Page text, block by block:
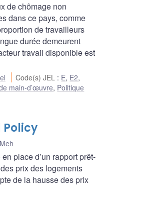
de chômage non
dans ce pays, comme
de travailleurs
durée demeurent
travail disponible est
Code(s) JEL : E, E2,
main-d’œuvre, Politique
place d’un rapport prêt-
prix des logements
de la hausse des prix